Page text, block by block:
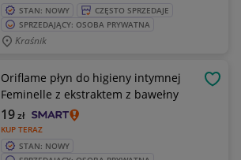
STAN: NOWY
CZĘSTO SPRZEDAJE
SPRZEDAJĄCY: OSOBA PRYWATNA
Kraśnik
Oriflame płyn do higieny intymnej
Feminelle z ekstraktem z bawełny
KUP TERAZ
19zł
STAN: NOWY